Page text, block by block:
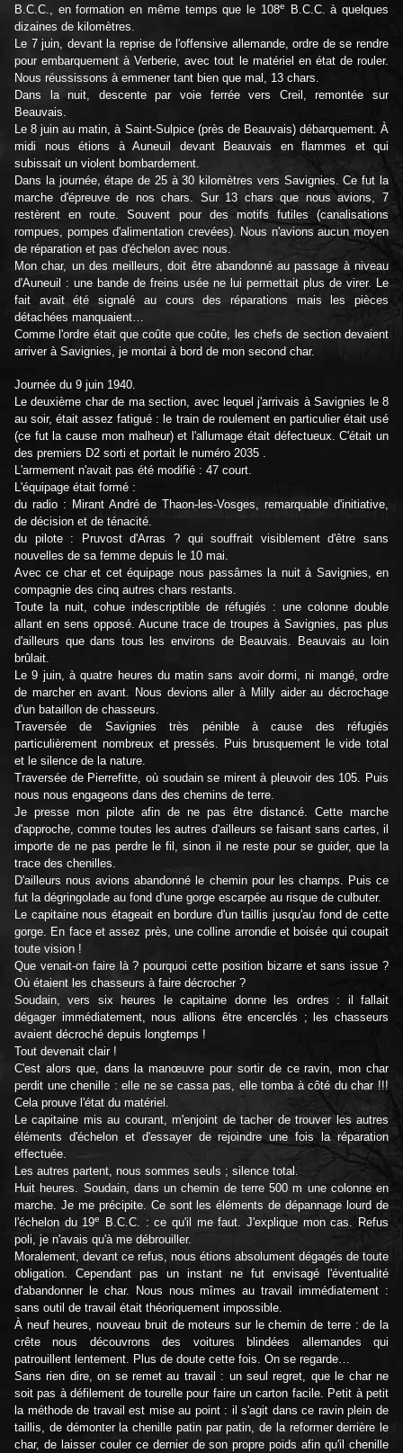
B.C.C., en formation en même temps que le 108e
B.C.C. à quelques
dizaines de kilomètres.
Le 7 juin, devant la reprise de l'offensive allemande, ordre de se rendre
pour embarquement à Verberie, avec tout le matériel en état de rouler.
Nous réussissons à emmener tant bien que mal, 13 chars.
Dans la nuit, descente par voie ferrée vers Creil, remontée sur
Beauvais.
Le 8 juin au matin, à Saint-Sulpice (près de Beauvais) débarquement. À
midi nous étions à Auneuil devant Beauvais en flammes et qui
subissait un violent bombardement.
Dans la journée, étape de 25 à 30 kilomètres vers Savignies. Ce fut la
marche d'épreuve de nos chars. Sur 13 chars que nous avions, 7
restèrent en route. Souvent pour des motifs futiles (canalisations
rompues, pompes d'alimentation crevées). Nous n'avions aucun moyen
de réparation et pas d'échelon avec nous.
Mon char, un des meilleurs, doit être abandonné au passage à niveau
d'Auneuil : une bande de freins usée ne lui permettait plus de virer. Le
fait avait été signalé au cours des réparations mais les pièces
détachées manquaient…
Comme l'ordre était que coûte que coûte, les chefs de section devaient
arriver à Savignies, je montai à bord de mon second char.
Journée du 9 juin 1940.
Le deuxième char de ma section, avec lequel j'arrivais à Savignies le 8
au soir, était assez fatigué : le train de roulement en particulier était usé
(ce fut la cause mon malheur) et l'allumage était défectueux. C'était un
des premiers D2 sorti et portait le numéro 2035 .
L'armement n'avait pas été modifié : 47 court.
L'équipage était formé :
du radio : Mirant André de Thaon-les-Vosges, remarquable d'initiative,
de décision et de ténacité.
du pilote : Pruvost d'Arras ? qui souffrait visiblement d'être sans
nouvelles de sa femme depuis le 10 mai.
Avec ce char et cet équipage nous passâmes la nuit à Savignies, en
compagnie des cinq autres chars restants.
Toute la nuit, cohue indescriptible de réfugiés : une colonne double
allant en sens opposé. Aucune trace de troupes à Savignies, pas plus
d'ailleurs que dans tous les environs de Beauvais. Beauvais au loin
brûlait.
Le 9 juin, à quatre heures du matin sans avoir dormi, ni mangé, ordre
de marcher en avant. Nous devions aller à Milly aider au décrochage
d'un bataillon de chasseurs.
Traversée de Savignies très pénible à cause des réfugiés
particulièrement nombreux et pressés. Puis brusquement le vide total
et le silence de la nature.
Traversée de Pierrefitte, où soudain se mirent à pleuvoir des 105. Puis
nous nous engageons dans des chemins de terre.
Je presse mon pilote afin de ne pas être distancé. Cette marche
d'approche, comme toutes les autres d'ailleurs se faisant sans cartes, il
importe de ne pas perdre le fil, sinon il ne reste pour se guider, que la
trace des chenilles.
D'ailleurs nous avions abandonné le chemin pour les champs. Puis ce
fut la dégringolade au fond d'une gorge escarpée au risque de culbuter.
Le capitaine nous étageait en bordure d'un taillis jusqu'au fond de cette
gorge. En face et assez près, une colline arrondie et boisée qui coupait
toute vision !
Que venait-on faire là ? pourquoi cette position bizarre et sans issue ?
Où étaient les chasseurs à faire décrocher ?
Soudain, vers six heures le capitaine donne les ordres : il fallait
dégager immédiatement, nous allions être encerclés ; les chasseurs
avaient décroché depuis longtemps !
Tout devenait clair !
C'est alors que, dans la manœuvre pour sortir de ce ravin, mon char
perdit une chenille : elle ne se cassa pas, elle tomba à côté du char !!!
Cela prouve l'état du matériel.
Le capitaine mis au courant, m'enjoint de tacher de trouver les autres
éléments d'échelon et d'essayer de rejoindre une fois la réparation
effectuée.
Les autres partent, nous sommes seuls ; silence total.
Huit heures. Soudain, dans un chemin de terre 500 m une colonne en
marche. Je me précipite. Ce sont les éléments de dépannage lourd de
l'échelon du 19e
B.C.C. : ce qu'il me faut. J'explique mon cas. Refus
poli, je n'avais qu'à me débrouiller.
Moralement, devant ce refus, nous étions absolument dégagés de toute
obligation. Cependant pas un instant ne fut envisagé l'éventualité
d'abandonner le char. Nous nous mîmes au travail immédiatement :
sans outil de travail était théoriquement impossible.
À neuf heures, nouveau bruit de moteurs sur le chemin de terre : de la
crête nous découvrons des voitures blindées allemandes qui
patrouillent lentement. Plus de doute cette fois. On se regarde…
Sans rien dire, on se remet au travail : un seul regret, que le char ne
soit pas à défilement de tourelle pour faire un carton facile. Petit à petit
la méthode de travail est mise au point : il s'agit dans ce ravin plein de
taillis, de démonter la chenille patin par patin, de la reformer derrière le
char, de laisser couler ce dernier de son propre poids afin qu'il chenille